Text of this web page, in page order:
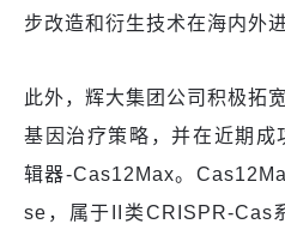
步改造和衍生技术在海内外
此外，辉大集团公司积极拓
基因治疗策略，并在近期
辑器-Cas12Max。
se，属于II类CRISPR-Cas